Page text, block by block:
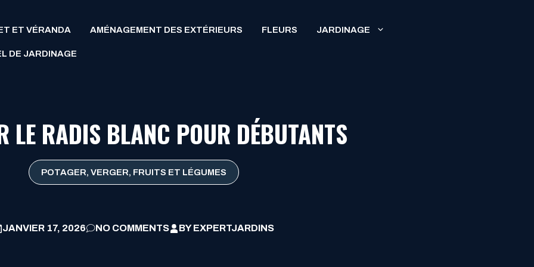
ET VÉRANDA AMÉNAGEMENT DES EXTÉRIEURS FLEURS JARDINAGE
DE JARDINAGE
LE RADIS BLANC POUR DÉBUTANTS
POTAGER, VERGER, FRUITS ET LÉGUMES
JANVIER 17, 2026 NO COMMENTS BYEXPERTJARDINS